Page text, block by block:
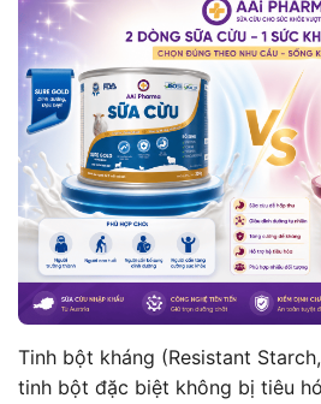
Tinh bột kháng (Resistant
tinh bột đặc biệt không bị tiêu